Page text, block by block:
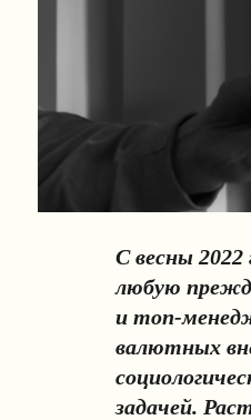
С весны 2022
любую
и топ-
валютных
задачей.